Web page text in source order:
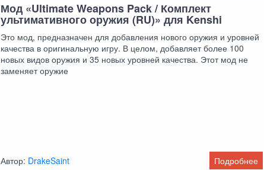
Мод «Ultimate Weapons Pack / Комплект
ультимативного оружия (RU)» для Kenshi
Это мод, предназначен для добавления нового оружия и уровней
качества в оригинальную игру. В целом, добавляет более 100
новых видов оружия и 35 новых уровней качества. Этот мод не
заменяет оружие
Автор: DrakeSaint Подробнее